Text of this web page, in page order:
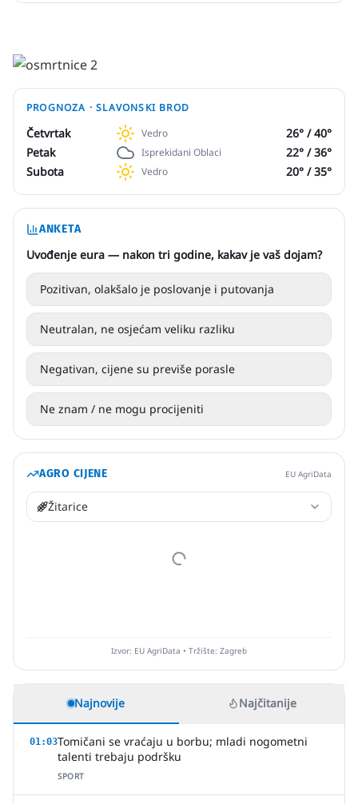
PROGNOZA ·SLAVONSKI BROD
Četvrtak Vedro 26° /40°
Petak
Isprekidani Oblaci 22° /36°
Subota
Vedro 20° /35°
ANKETA
Uvođenje eura — nakon tri godine, kakav je vaš dojam?
Pozitivan, olakšalo je poslovanje i putovanja
Neutralan, ne osjećam veliku razliku
Negativan, cijene su previše porasle
Ne znam / ne mogu procijeniti
AGRO CIJENE EU AgriData
Žitarice
Izvor: EU AgriData • Tržište: Zagreb
Najnovije Najčitanije
01:03Tomičani se vraćaju u borbu; mladi nogometni
talenti trebaju podršku
SPORT